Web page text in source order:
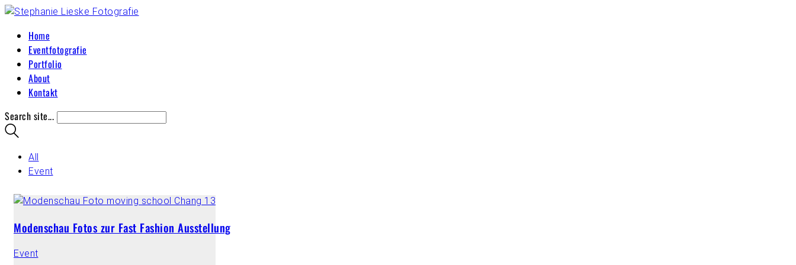
Home
Eventfotografie
Portfolio
About
Kontakt
Search site...
All
Event
Modenschau Fotos zur Fast Fashion Ausstellung
Event